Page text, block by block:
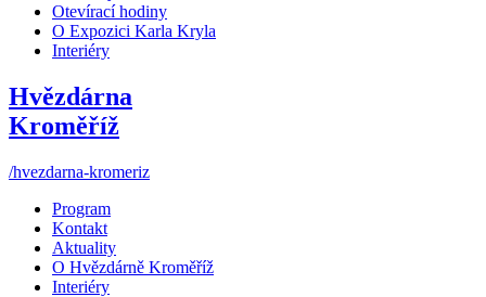
Otevírací hodiny
O Expozici Karla Kryla
Interiéry
Hvězdárna
Kroměříž
/hvezdarna-kromeriz
Program
Kontakt
Aktuality
O Hvězdárně Kroměříž
Interiéry